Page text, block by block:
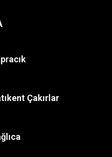
Çakırlar